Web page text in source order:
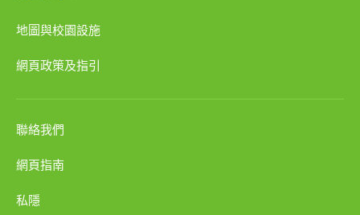
地圖與校園設施
網頁政策及指引
聯絡我們
網頁指南
私隱